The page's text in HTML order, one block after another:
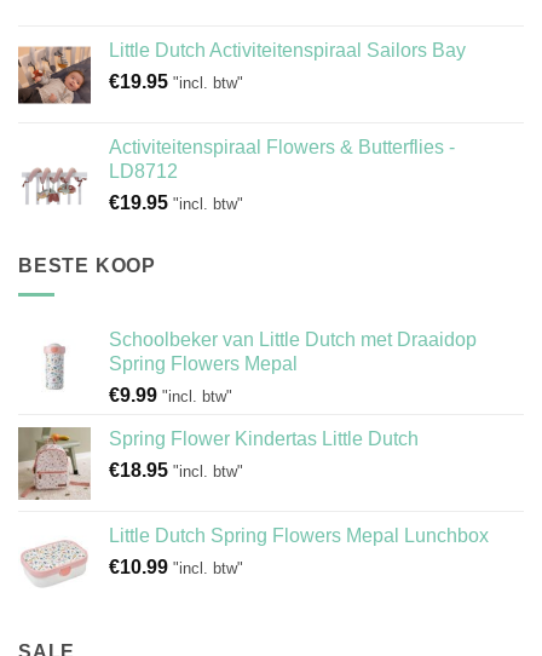
Little Dutch Activiteitenspiraal Sailors Bay
€19.95 "incl. btw"
Activiteitenspiraal Flowers & Butterflies -
LD8712
€19.95 "incl. btw"
BESTE KOOP
Schoolbeker van Little Dutch met Draaidop
Spring Flowers Mepal
€9.99 "incl. btw"
Spring Flower Kindertas Little Dutch
€18.95 "incl. btw"
Little Dutch Spring Flowers Mepal Lunchbox
€10.99 "incl. btw"